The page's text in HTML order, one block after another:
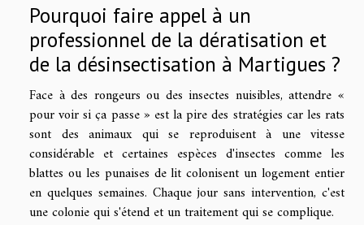
Pourquoi faire appel à un
professionnel de la dératisation et
de la désinsectisation à Martigues ?
Face à des rongeurs ou des insectes nuisibles, attendre «
pour voir si ça passe » est la pire des stratégies car les rats
sont des animaux qui se reproduisent à une vitesse
considérable et certaines espèces d'insectes comme les
blattes ou les punaises de lit colonisent un logement entier
en quelques semaines. Chaque jour sans intervention, c'est
une colonie qui s'étend et un traitement qui se complique.